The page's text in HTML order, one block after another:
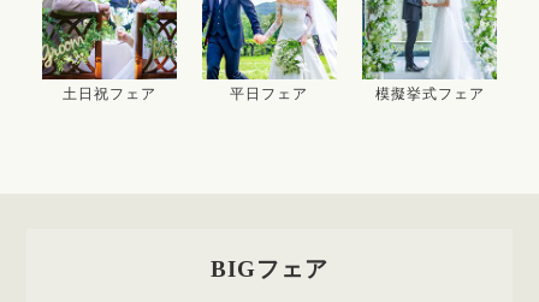
土日祝フェア 平日フェア 模擬挙式フェア
BIGフェア